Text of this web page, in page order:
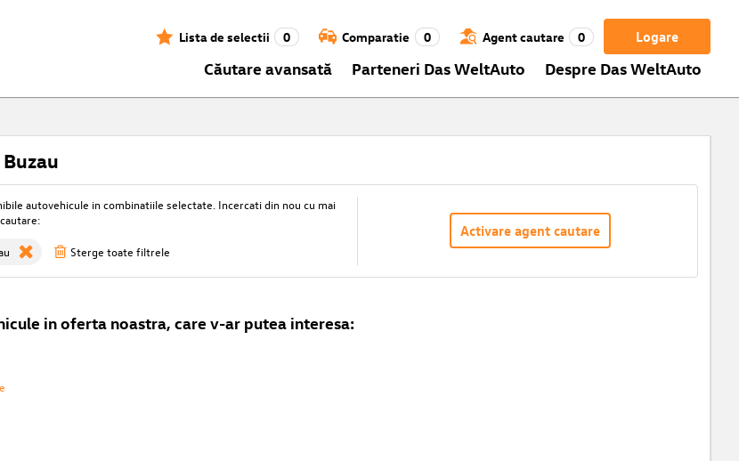
Logare
Lista de selectii 0 Comparatie 0 Agent cautare 0
Căutare avansată Parteneri Das WeltAuto Despre Das WeltAuto
autovehicule in combinatiile selectate. Incercati din nou cu mai
Sterge toate filtrele
Activare agent cautare
in oferta noastra, care v-ar putea interesa: